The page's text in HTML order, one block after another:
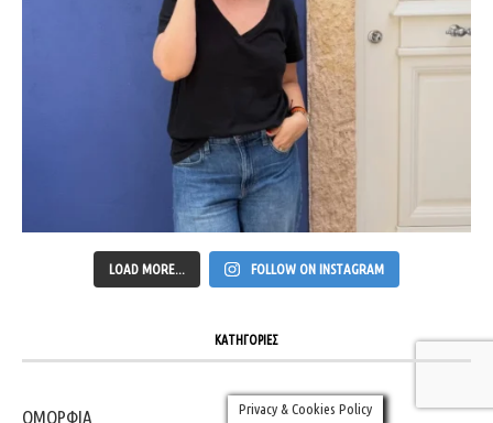
LOAD MORE... FOLLOW ON INSTAGRAM
ΚΑΤΗΓΟΡΙΕΣ
ΟΜΟΡΦΙΑ Privacy & Cookies Policy